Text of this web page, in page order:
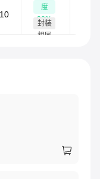
度
88%
封装
相同